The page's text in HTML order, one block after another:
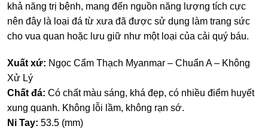
khả năng trị bệnh, mang đến nguồn năng lượng tích cực
nên đây là loại đá từ xưa đã được sử dụng làm trang sức
cho vua quan hoặc lưu giữ như một loại của cải quý báu.
Xuất xứ: Ngọc Cẩm Thạch Myanmar – Chuẩn A – Không
Xử Lý
Chất đá: Có chất màu sáng, khá đẹp, có nhiều điểm huyết
xung quanh. Không lỗi lầm, không rạn sớ.
Ni Tay: 53.5 (mm)